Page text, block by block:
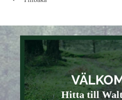
Hitta till